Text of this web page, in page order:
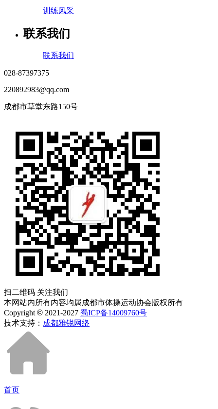
训练风采
联系我们
联系我们
028-87397375
220892983@qq.com
成都市草堂东路150号
扫二维码 关注我们
本网站内所有内容均属成都市体操运动协会版权所有
Copyright© 2021-2027 蜀ICP备14009760号
技术支持： 成都雅锐网络
首页